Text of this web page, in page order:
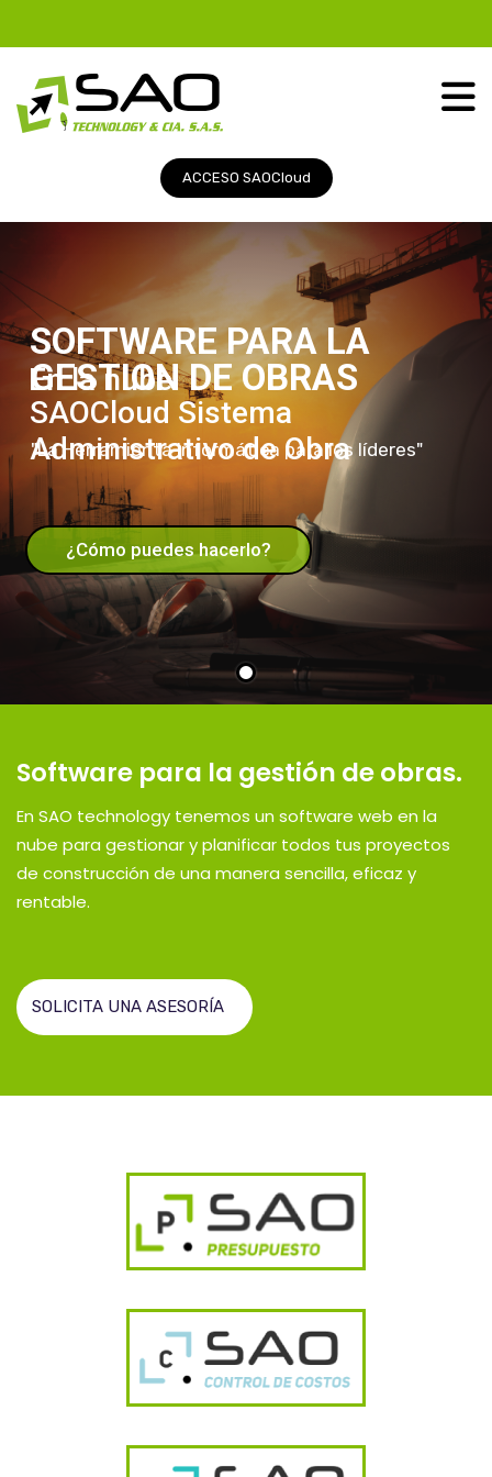
ACCESO SAOCloud
"La Herramienta informática para los líderes"
¿Cómo puedes hacerlo?
En la nube
SOFTWARE PARA LA
GESTION DE OBRAS
SAOCloud Sistema
Administrativo de Obra
Software para la gestión de obras.
En SAO technology tenemos un software web en la
nube para gestionar y planificar todos tus proyectos
de construcción de una manera sencilla, eficaz y
rentable.
SOLICITA UNA ASESORÍA